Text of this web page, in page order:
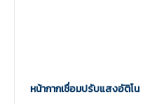
หน้ากากเชื่อมปรับแสงอัติโน